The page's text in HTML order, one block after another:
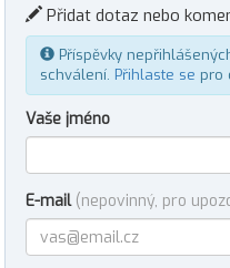
Přidat dotaz nebo
Příspěvky
schválení. Přihlaste se pro
Vaše jméno
E-mail (nepovinný, pro